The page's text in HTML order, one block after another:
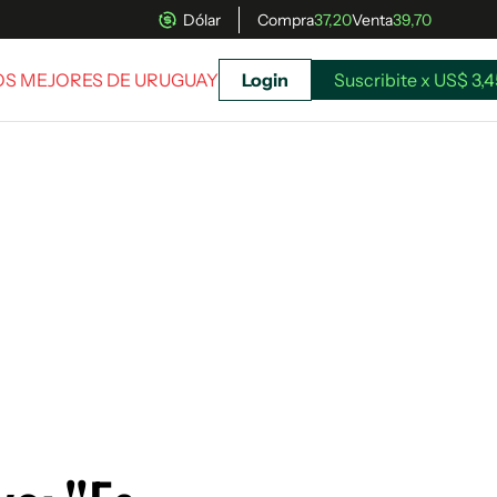
Dólar Compra37,20Venta39,70
Suscribite x US$ 3,45
MEJORES DE URUGUAY Login Suscribite x US$